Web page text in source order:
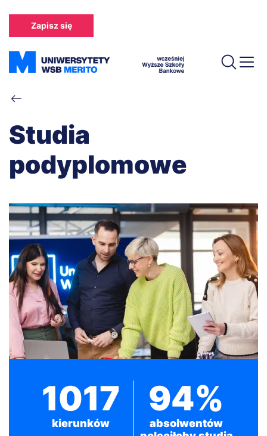
treści
Zapisz się
Ścieżka
nawigacyjna
Studia
podyplomowe
1017
kierunków
94%
absolwentów